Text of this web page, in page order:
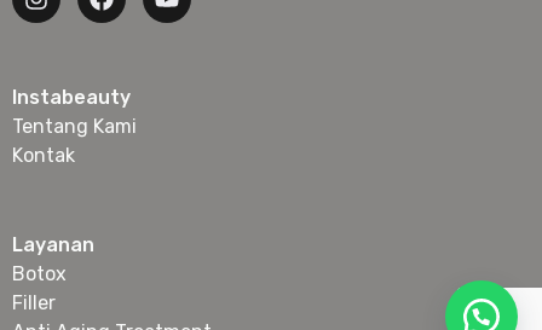
Instabeauty
Tentang Kami
Kontak
Layanan
Botox
Filler